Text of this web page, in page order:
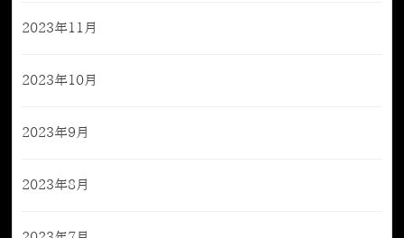
2023年11月
2023年10月
2023年9月
2023年8月